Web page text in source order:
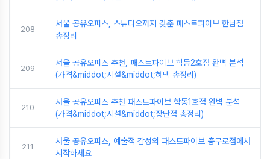
208
서울 공유오피스, 스튜디오까지 갖춘 패스트파이브 한남점
총정리
209
서울 공유오피스 추천, 패스트파이브 학동2호점 완벽 분석
(가격&middot;시설&middot;혜택 총정리)
210
서울 공유오피스 추천 패스트파이브 학동1호점 완벽 분석
(가격&middot;시설&middot;장단점 총정리)
211
서울 공유오피스, 예술적 감성의 패스트파이브 충무로점에서
시작하세요